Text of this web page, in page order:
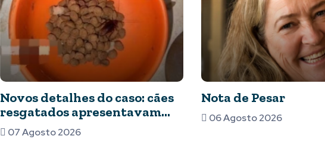
Novos detalhes do caso: cães
resgatados apresentavam
ferimentos e comida com
07 Agosto 2026
Nota de Pesar
06 Agosto 2026